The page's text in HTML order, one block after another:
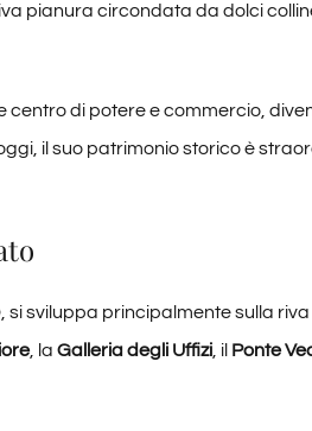
pianura circondata da dolci
di potere e commercio,
il suo patrimonio storico è
sviluppa principalmente sulla riva
, la Galleria degli Uffizi, il Ponte